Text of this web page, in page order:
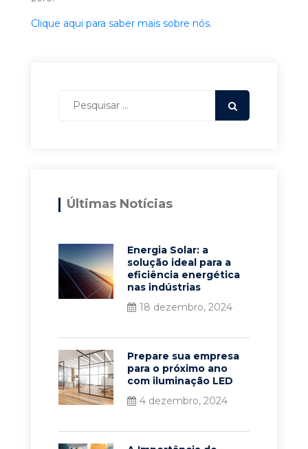
Clique aqui para saber mais sobre nós.
Últimas Notícias
Energia Solar: a
solução ideal para a
eficiência energética
nas indústrias
18 dezembro, 2024
Prepare sua empresa
para o próximo ano
com iluminação LED
4 dezembro, 2024